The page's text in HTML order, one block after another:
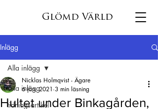
Glömd Värld
Inlägg
Alla inlägg
tidningsartikel
Alla inlägg
Hultet under Binkagården,
Nicklas Holmqvist - Ägare
6 jan. 2021 3 min läsning